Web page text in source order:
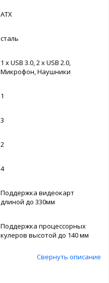
ATX
сталь
1 x USB 3.0, 2 x USB 2.0,
Микрофон, Наушники
1
3
2
4
Поддержка видеокарт
длиной до 330мм
Поддержка процессорных
кулеров высотой до 140 мм
Свернуть описание